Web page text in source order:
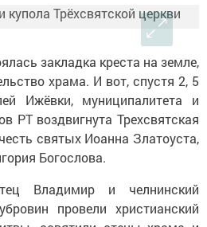
закладка креста на земле,
храма. И вот, спустя 2, 5
Ижёвки, муниципалитета и
РТ воздвигнута Трехсвятская
святых Иоанна Златоуста,
Богослова.
Владимир и челнинский
провели христианский